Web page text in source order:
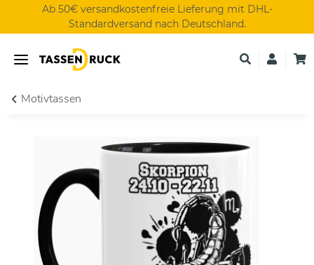
Ab 50€ versandkostenfreie Lieferung mit DHL-
Standardversand nach Deutschland.
Motivtassen